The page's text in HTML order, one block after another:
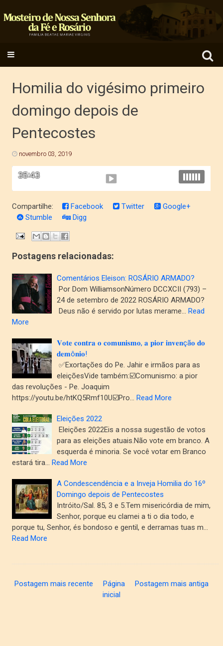
Search
for:
SKIP TO CONTENT
Homilia do vigésimo primeiro
domingo depois de
Pentecostes
novembro 03, 2019
Compartilhe: Facebook Twitter
Google+
Stumble
Digg
Postagens relacionadas:
Comentários Eleison: ROSÁRIO ARMADO?
Por Dom WilliamsonNúmero DCCXCII (793) –
24 de setembro de 2022 ROSÁRIO ARMADO?
Deus não é servido por lutas merame… Read
More
𝐕𝐨𝐭𝐞 𝐜𝐨𝐧𝐭𝐫𝐚 𝐨 𝐜𝐨𝐦𝐮𝐧𝐢𝐬𝐦𝐨, 𝐚 𝐩𝐢𝐨𝐫 𝐢𝐧𝐯𝐞𝐧çã𝐨 𝐝𝐨
𝐝𝐞𝐦ô𝐧𝐢𝐨!
✅Exortações do Pe. Jahir e irmãos para as
eleiçõesVide também:☑️Comunismo: a pior
das revoluções - Pe. Joaquim
https://youtu.be/htKQ5Rmf10U☑️Pro… Read More
Eleições 2022
Eleições 2022Eis a nossa sugestão de votos
para as eleições atuais.Não vote em branco. A
esquerda é minoria. Se você votar em Branco
estará tira… Read More
A Condescendência e a Inveja Homilia do 16º
Domingo depois de Pentecostes
Intróito/Sal. 85, 3 e 5.Tem misericórdia de mim,
Senhor, porque eu clamei a ti o dia todo, e
porque tu, Senhor, és bondoso e gentil, e derramas tuas m…
Read More
Postagem mais recente Postagem mais antiga
Página
inicial